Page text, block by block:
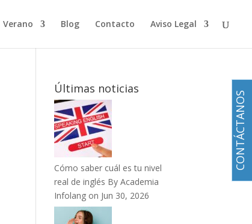
Verano Blog Contacto Aviso Legal
Últimas noticias
Cómo saber cuál es tu nivel
real de inglés By Academia
Infolang on Jun 30, 2026
CONTÁCTANOS